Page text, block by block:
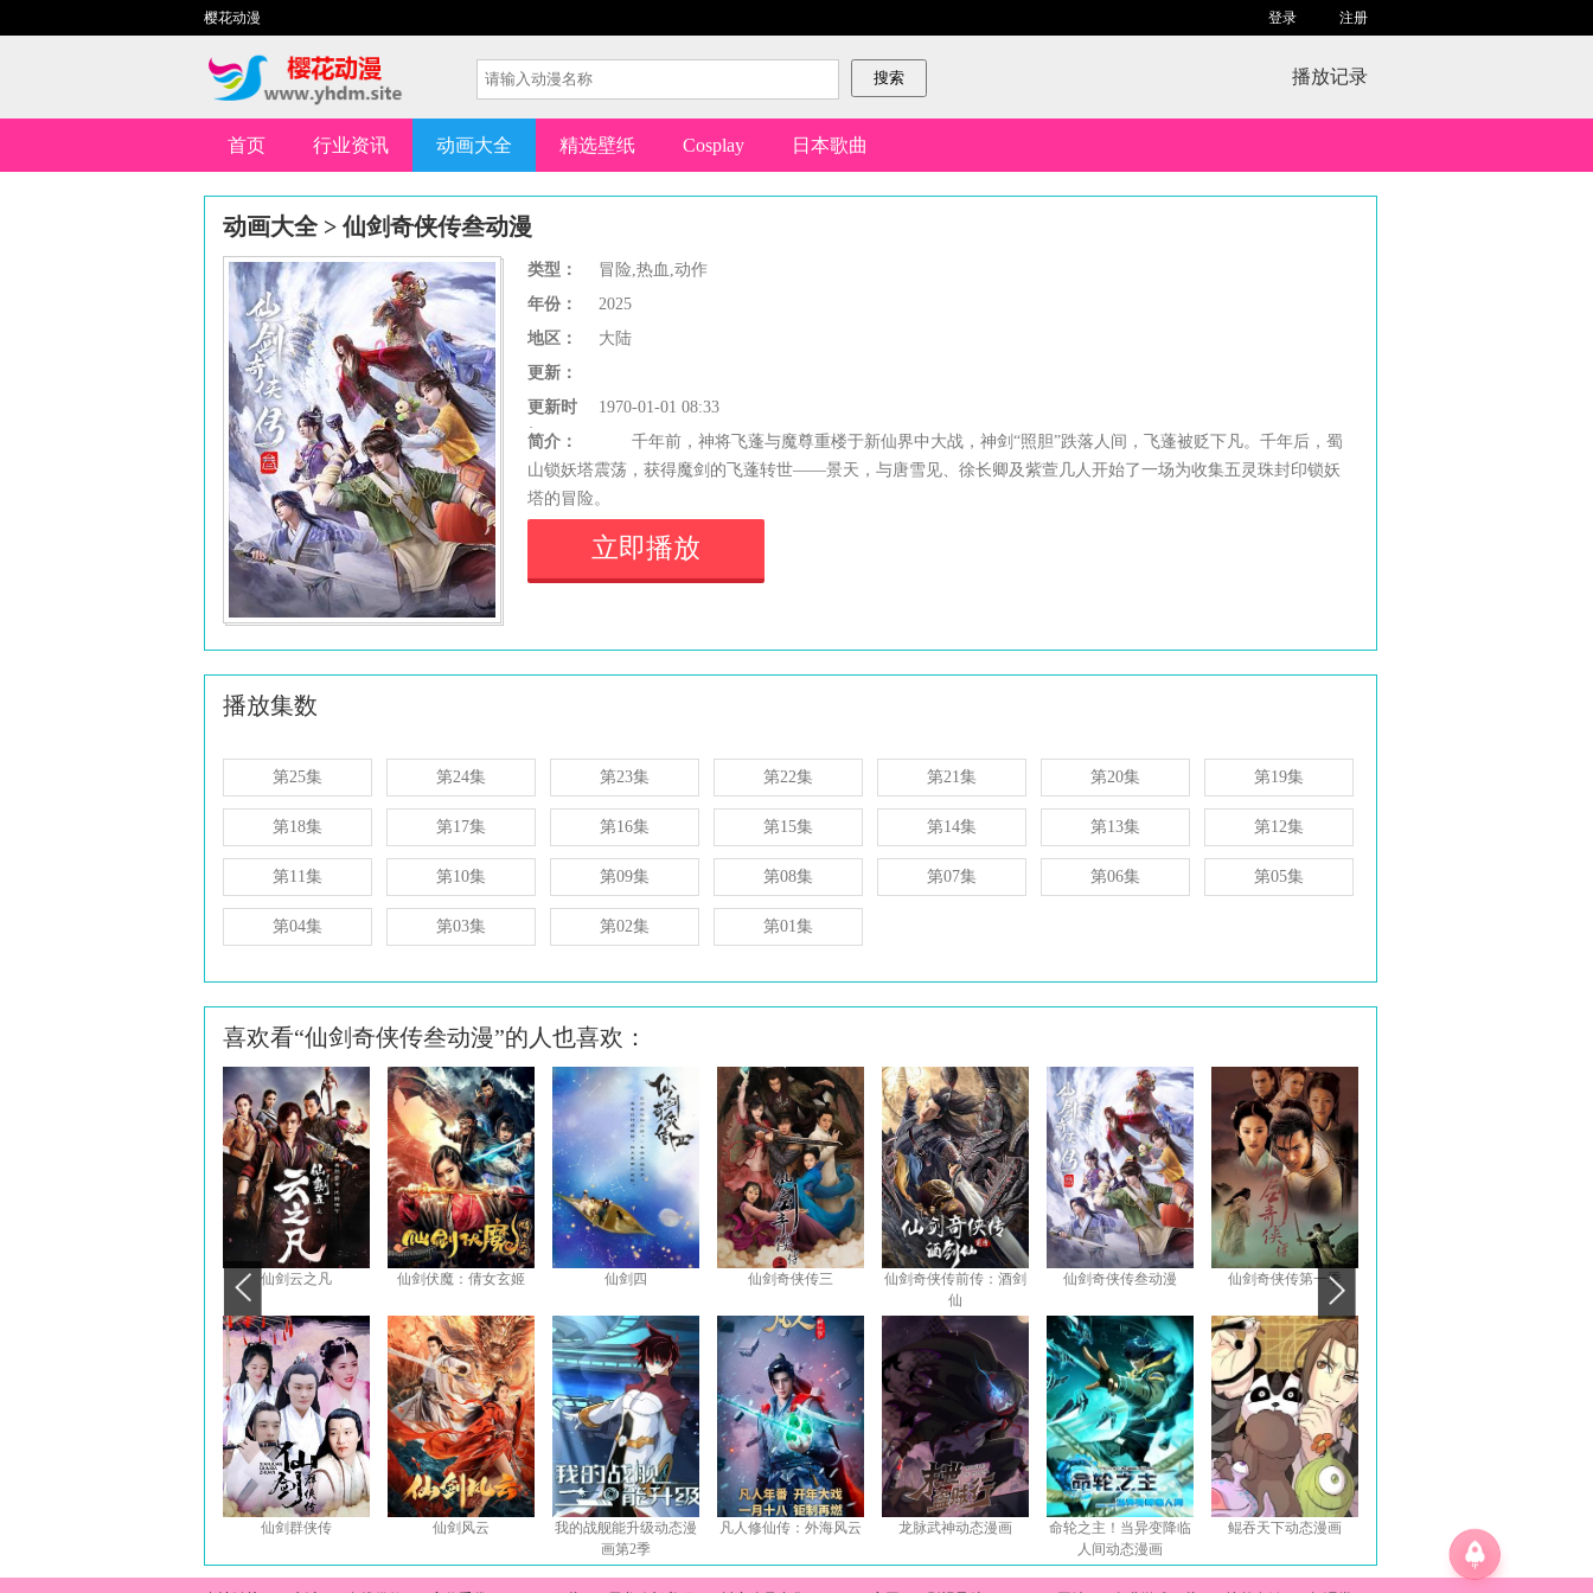
樱花动漫 注册
登录
播放记录
首页 行业资讯 动画大全 精选壁纸 Cosplay 日本歌曲
动画大全> 仙剑奇侠传叁动漫
类型：
冒险,热血,动作
年份：
2025
地区：
大陆
更新：
更新时
间：
1970-01-01 08:33
简介：
千年前，神将飞蓬与魔尊重楼于新仙界中大战，神剑“照胆”跌落人间，飞蓬被贬下凡。千年后，蜀
山锁妖塔震荡，获得魔剑的飞蓬转世——景天，与唐雪见、徐长卿及紫萱几人开始了一场为收集五灵珠封印锁妖
塔的冒险。
立即播放
播放集数
第25集 第24集 第23集 第22集 第21集 第20集 第19集
第18集 第17集 第16集 第15集 第14集 第13集 第12集
第11集 第10集 第09集 第08集 第07集 第06集 第05集
第04集 第03集 第02集 第01集
喜欢看“仙剑奇侠传叁动漫”的人也喜欢：
仙剑云之凡 仙剑伏魔：倩女玄姬 仙剑四 仙剑奇侠传三
仙剑奇侠传前传：酒剑
仙
仙剑奇侠传叁动漫 仙剑奇侠传第一季
仙剑群侠传 仙剑风云
我的战舰能升级动态漫
画第2季
凡人修仙传：外海风云 龙脉武神动态漫画
命轮之主！当异变降临
人间动态漫画
鲲吞天下动态漫画
绝世强者只想回家种田
动态漫画第二季